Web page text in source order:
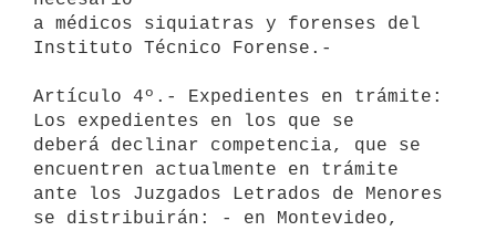
a médicos siquiatras y forenses del
Instituto Técnico Forense.-
Artículo 4º.- Expedientes en trámite:
Los expedientes en los que se
deberá declinar competencia, que se
encuentren actualmente en trámite
ante los Juzgados Letrados de Menores
se distribuirán: - en Montevideo,